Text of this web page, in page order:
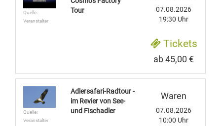
Quelle:
Veranstalter
Tour
07.08.2026
19:30 Uhr
Tickets
ab 45,00 €
Quelle:
Veranstalter
Adlersafari-Radtour -
im Revier von See-
und Fischadler
Waren
07.08.2026
10:00 Uhr